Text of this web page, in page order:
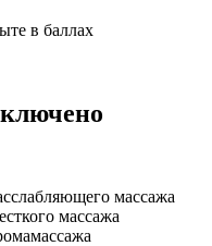
в баллах
массажа
массажа